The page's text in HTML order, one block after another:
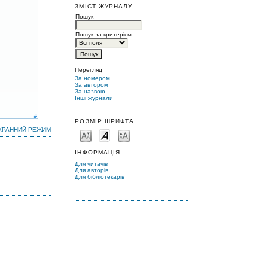
ЗМІСТ ЖУРНАЛУ
Пошук
Пошук за критерієм
Перегляд
За номером
За автором
За назвою
Інші журнали
РОЗМІР ШРИФТА
ІНФОРМАЦІЯ
Для читачів
Для авторів
Для бібліотекарів
РЕЖИМ